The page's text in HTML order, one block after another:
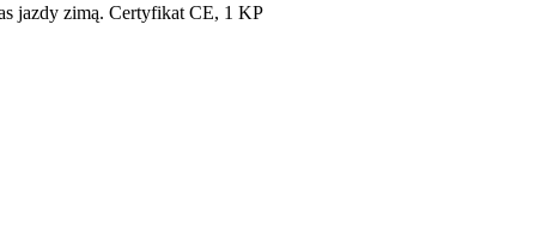
jazdy zimą. Certyfikat CE, 1 KP